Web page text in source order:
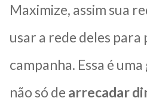
Maximize, assim sua
usar a rede deles
campanha. Essa é
não só de arrecadar